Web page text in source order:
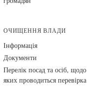
ОЧИЩЕННЯ ВЛАДИ
Інформація
Документи
Перелік посад та осіб, щодо
яких проводиться перевірка